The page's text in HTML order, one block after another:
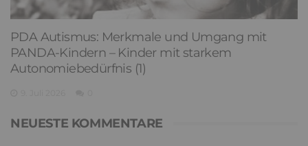
PDA Autismus: Merkmale und Umgang mit
PANDA-Kindern – Kinder mit starkem
Autonomiebedürfnis (1)
NEUESTE KOMMENTARE